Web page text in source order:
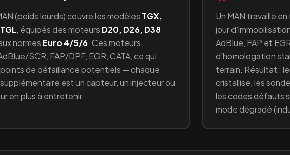
(poids lourds) couvre les modèles TGX,
, équipésdes moteurs D20, D26, D38
normes Euro 4/5/6. Ces moteurs
SCR, FAP/DPF, EGR, CATA, ce qui
de défaillance potentiels — chaque
est un capteur, un injecteur ou
en plus à entretenir.
Un MAN travaille en
jour
AdBlue, FAP et
d'homologation
terrain. Résultat :
cristallise, les
les codes défauts
mode dégradé